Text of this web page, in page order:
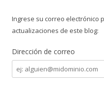
Ingrese su correo electrónico
actualizaciones de este blog:
Dirección de correo
Dirección
de
correo